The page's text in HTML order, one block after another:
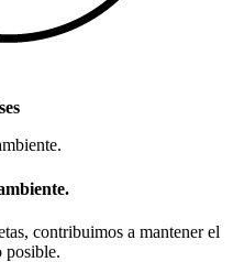
contribuimos a mantener el
posible.